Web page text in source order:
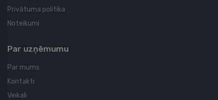
Privātuma politika
Noteikumi
Par uzņēmumu
Par mums
Kontakti
Veikali